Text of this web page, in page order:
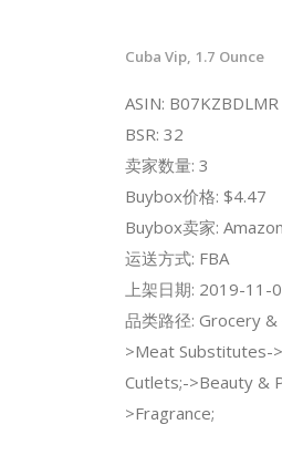
Cuba Vip, 1.7 Ounce
ASIN: B07KZBDLMR
BSR: 32
卖家数量: 3
Buybox价格: $4.47
Buybox卖家: Amazon
运送方式: FBA
上架日期: 2019-11-
品类路径: Grocery
>Meat Substitutes-
Cutlets;->Beauty &
>Fragrance;